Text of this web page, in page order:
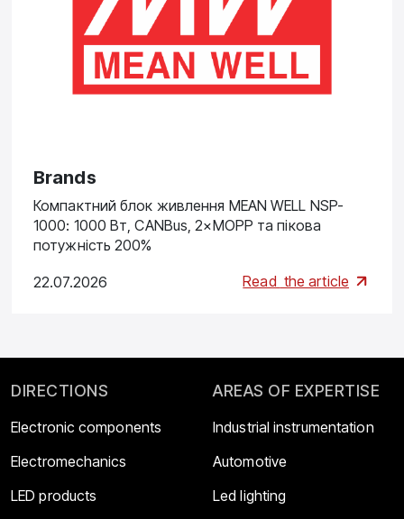
Brands
Компактний блок живлення MEAN WELL NSP-
1000: 1000 Вт, CANBus, 2×MOPP та пікова
потужність 200%
22.07.2026 Read the article
DIRECTIONS
Electronic components
Electromechanics
LED products
AREAS OF EXPERTISE
Industrial instrumentation
Automotive
Led lighting